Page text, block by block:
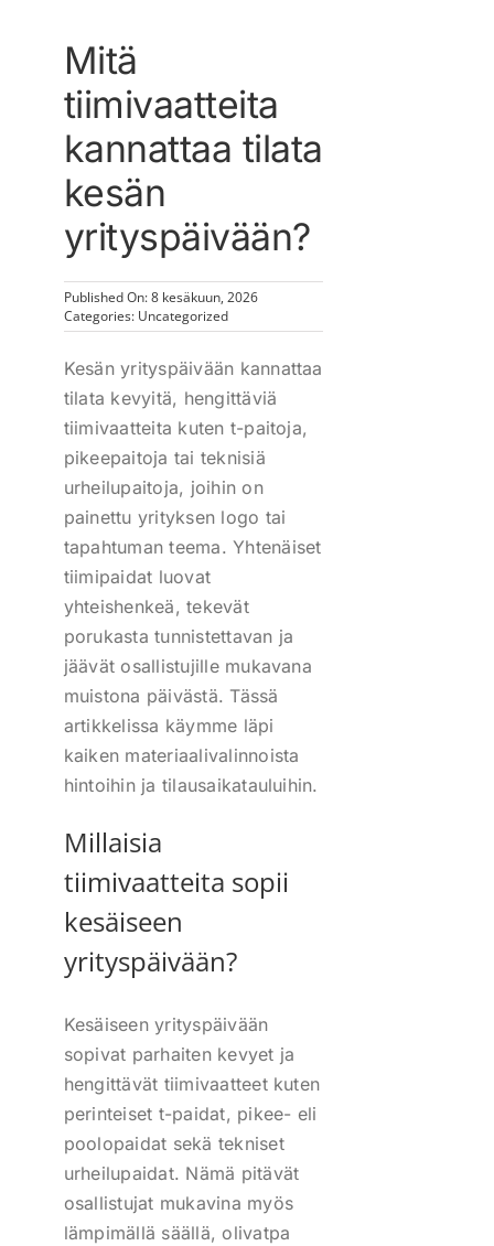
Mitä
tiimivaatteita
kannattaa tilata
kesän
yrityspäivään?
Published On: 8 kesäkuun, 2026
Categories: Uncategorized
Kesän yrityspäivään kannattaa
tilata kevyitä, hengittäviä
tiimivaatteita kuten t-paitoja,
pikeepaitoja tai teknisiä
urheilupaitoja, joihin on
painettu yrityksen logo tai
tapahtuman teema. Yhtenäiset
tiimipaidat luovat
yhteishenkeä, tekevät
porukasta tunnistettavan ja
jäävät osallistujille mukavana
muistona päivästä. Tässä
artikkelissa käymme läpi
kaiken materiaalivalinnoista
hintoihin ja tilausaikatauluihin.
Millaisia
tiimivaatteita sopii
kesäiseen
yrityspäivään?
Kesäiseen yrityspäivään
sopivat parhaiten kevyet ja
hengittävät tiimivaatteet kuten
perinteiset t-paidat, pikee- eli
poolopaidat sekä tekniset
urheilupaidat. Nämä pitävät
osallistujat mukavina myös
lämpimällä säällä, olivatpa